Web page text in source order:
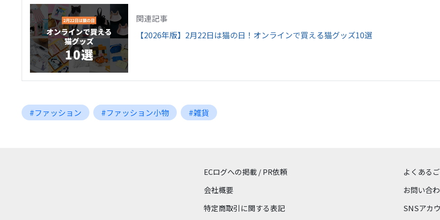
関連記事
【2026年版】2月22日は猫の日！オンラインで買える猫グッズ10選
#ファッション #ファッション小物 #雑貨
ECログへの掲載 / PR依頼
会社概要
特定商取引に関する表記
よくある
お問い合
SNSアカ